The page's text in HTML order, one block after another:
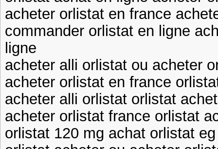
acheter orlistat en france
commander orlistat en ligne
ligne
acheter alli orlistat ou acheter
acheter orlistat en france
acheter alli orlistat orlistat
acheter orlistat france orlistat
orlistat 120 mg achat orlistat